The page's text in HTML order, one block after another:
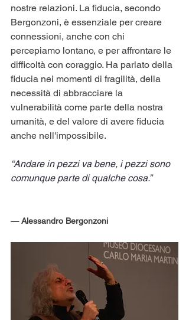
nostre relazioni. La fiducia, secondo
Bergonzoni, è essenziale per creare
connessioni, anche con chi
percepiamo lontano, e per affrontare le
difficoltà con coraggio. Ha parlato della
fiducia nei momenti di fragilità, della
necessità di abbracciare la
vulnerabilità come parte della nostra
umanità, e del valore di avere fiducia
anche nell'impossibile.
“Andare in pezzi va bene, i pezzi sono
comunque parte di qualche cosa.”
— Alessandro Bergonzoni